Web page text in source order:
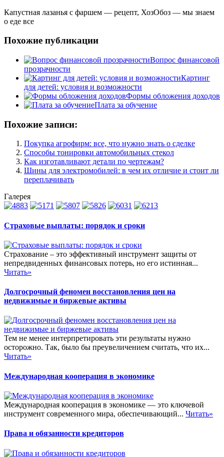
Капустная лазанья с фаршем — рецепт, ХозОбоз — мы знаем
о еде все
Похожие публикации
Вопрос финансовой
прозрачности
Картинг
для детей: условия и возможности
Формы обложения доходов
Плата за обучение
Похожие записи:
Покупка агрофирм: все, что нужно знать о сделке
Способы тонировки автомобильных стекол
Как изготавливают детали по чертежам?
Шины для электромобилей: в чем их отличие и стоит ли
переплачивать
Галерея
Страховые выплаты: порядок и сроки
Страхование – это эффективный инструмент защиты от
непредвиденных финансовых потерь, но его истинная...
Читать»
Долгосрочный феномен восстановления цен на
недвижимые и биржевые активы
Тем не менее интерпретировать эти результаты нужно
осторожно. Так, было бы преувеличением считать, что их...
Читать»
Международная кооперация в экономике
Международная кооперация в экономике — это ключевой
инструмент современного мира, обеспечивающий... Читать»
Права и обязанности кредиторов